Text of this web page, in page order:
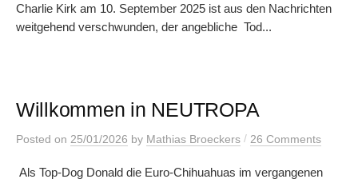
Charlie Kirk am 10. September 2025 ist aus den Nachrichten
weitgehend verschwunden, der angebliche Tod...
Willkommen in NEUTROPA
Posted on 25/01/2026 by Mathias Broeckers / 26 Comments
Als Top-Dog Donald die Euro-Chihuahuas im vergangenen